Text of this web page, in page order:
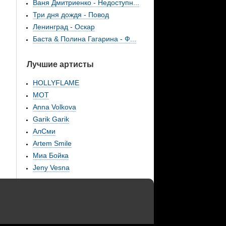
Ваня Дмитриенко - Недоступн...
Три дня дождя - Повод
Ленинград - Оскар
Баста & Полина Гагарина - Ф...
Лучшие артисты
HOLLYFLAME
МОТ
Anna Volkova
Garik Garik
АлСми
Artem Smile
Миа Бойка
Jeny Vesna